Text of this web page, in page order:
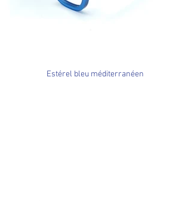
Estérel bleu méditerranéen